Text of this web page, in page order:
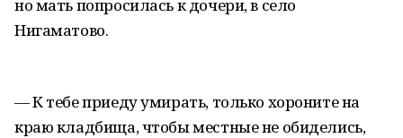
но мать попросилась к дочери, в село
Нигаматово.
— К тебе приеду умирать, только хороните на
краю кладбища, чтобы местные не обиделись,